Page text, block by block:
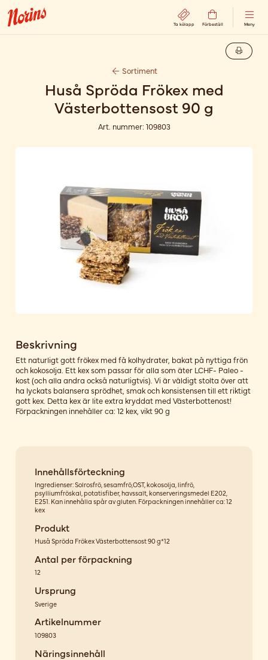
Ta kölapp Förbeställ Meny
Sortiment
Huså Spröda Frökex med
Västerbottensost 90 g
Art. nummer: 109803
Beskrivning
Ett naturligt gott frökex med få kolhydrater, bakat på nyttiga frön
och kokosolja. Ett kex som passar för alla som äter LCHF- Paleo -
kost (och alla andra också naturligtvis). Vi är väldigt stolta över att
ha lyckats balansera sprödhet, smak och konsistensen till ett riktigt
gott kex. Detta kex är lite extra kryddat med Västerbottenost!
Förpackningen innehåller ca: 12 kex, vikt 90 g
Innehållsförteckning
Ingredienser: Solrosfrö, sesamfrö,OST, kokosolja, linfrö,
psylliumfröskal, potatisfiber, havssalt, konserveringsmedel E202,
E251. Kan innehålla spår av gluten. Förpackningen innehåller ca: 12
kex
Produkt
Huså Spröda Frökex Västerbottensost 90 g*12
Antal per förpackning
12
Ursprung
Sverige
Artikelnummer
109803
Näringsinnehåll